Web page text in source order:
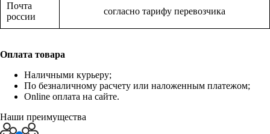
Почта
россии
согласно тарифу перевозчика
Оплата товара
Наличными курьеру;
По безналичному расчету или наложенным платежом;
Online оплата на сайте.
Наши преимущества